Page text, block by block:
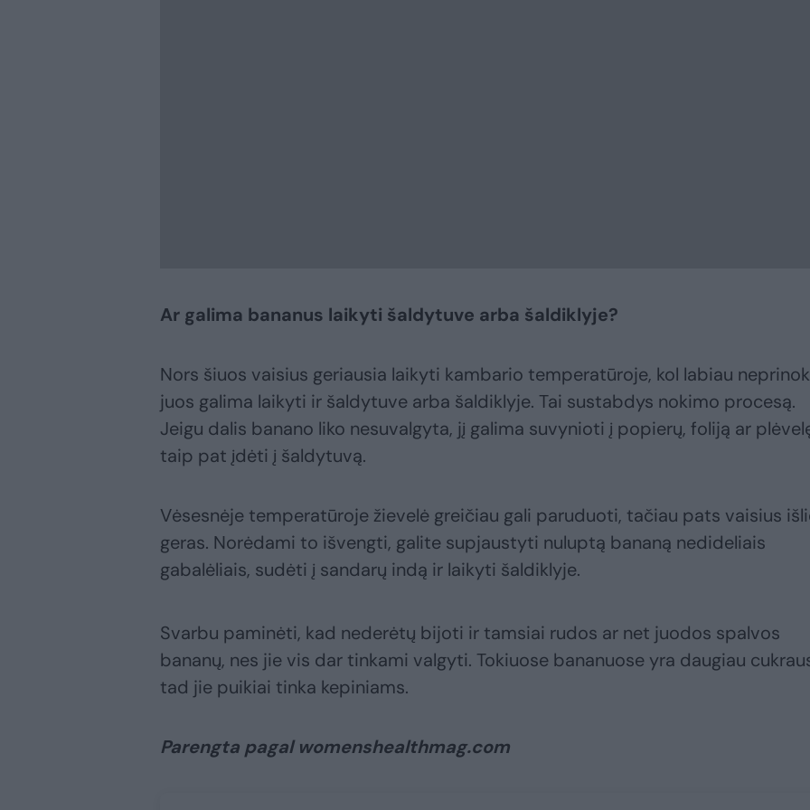
Ar galima bananus laikyti šaldytuve arba šaldiklyje?
Nors šiuos vaisius geriausia laikyti kambario temperatūroje, kol labiau
juos galima laikyti ir šaldytuve arba šaldiklyje. Tai sustabdys nokimo procesą.
Jeigu dalis banano liko nesuvalgyta, jį galima suvynioti į popierų, foliją ar
taip pat įdėti į šaldytuvą.
Vėsesnėje temperatūroje žievelė greičiau gali paruduoti, tačiau pats vaisius
geras. Norėdami to išvengti, galite supjaustyti nuluptą bananą nedideliais
gabalėliais, sudėti į sandarų indą ir laikyti šaldiklyje.
Svarbu paminėti, kad nederėtų bijoti ir tamsiai rudos ar net juodos spalvos
bananų, nes jie vis dar tinkami valgyti. Tokiuose bananuose yra daugiau
tad jie puikiai tinka kepiniams.
Parengta pagal womenshealthmag.com